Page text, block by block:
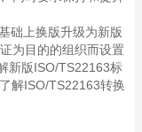
础上换版升级为新版
为目的的组织而设置
新版ISO/TS22163标
解ISO/TS22163转换